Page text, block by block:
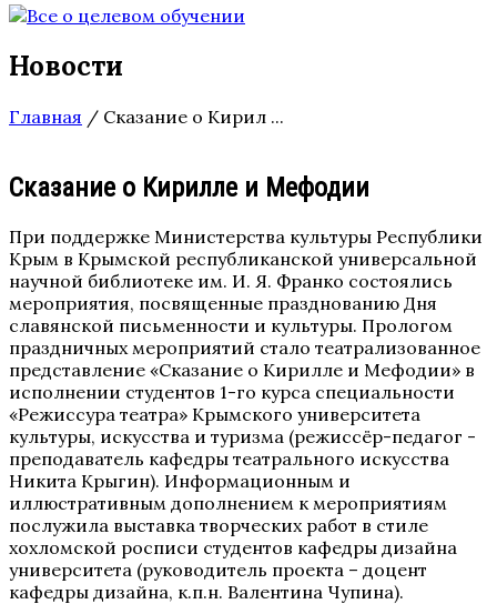
Новости
Главная / Сказание о Кирил ...
Сказание о Кирилле и Мефодии
При поддержке Министерства культуры Республики
Крым в Крымской республиканской универсальной
научной библиотеке им. И. Я. Франко состоялись
мероприятия, посвященные празднованию Дня
славянской письменности и культуры. Прологом
праздничных мероприятий стало театрализованное
представление «Сказание о Кирилле и Мефодии» в
исполнении студентов 1-го курса специальности
«Режиссура театра» Крымского университета
культуры, искусства и туризма (режиссёр-педагог -
преподаватель кафедры театрального искусства
Никита Крыгин). Информационным и
иллюстративным дополнением к мероприятиям
послужила выставка творческих работ в стиле
хохломской росписи студентов кафедры дизайна
университета (руководитель проекта – доцент
кафедры дизайна, к.п.н. Валентина Чупина).